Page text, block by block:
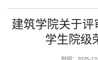
建筑学院关于评
学生院级